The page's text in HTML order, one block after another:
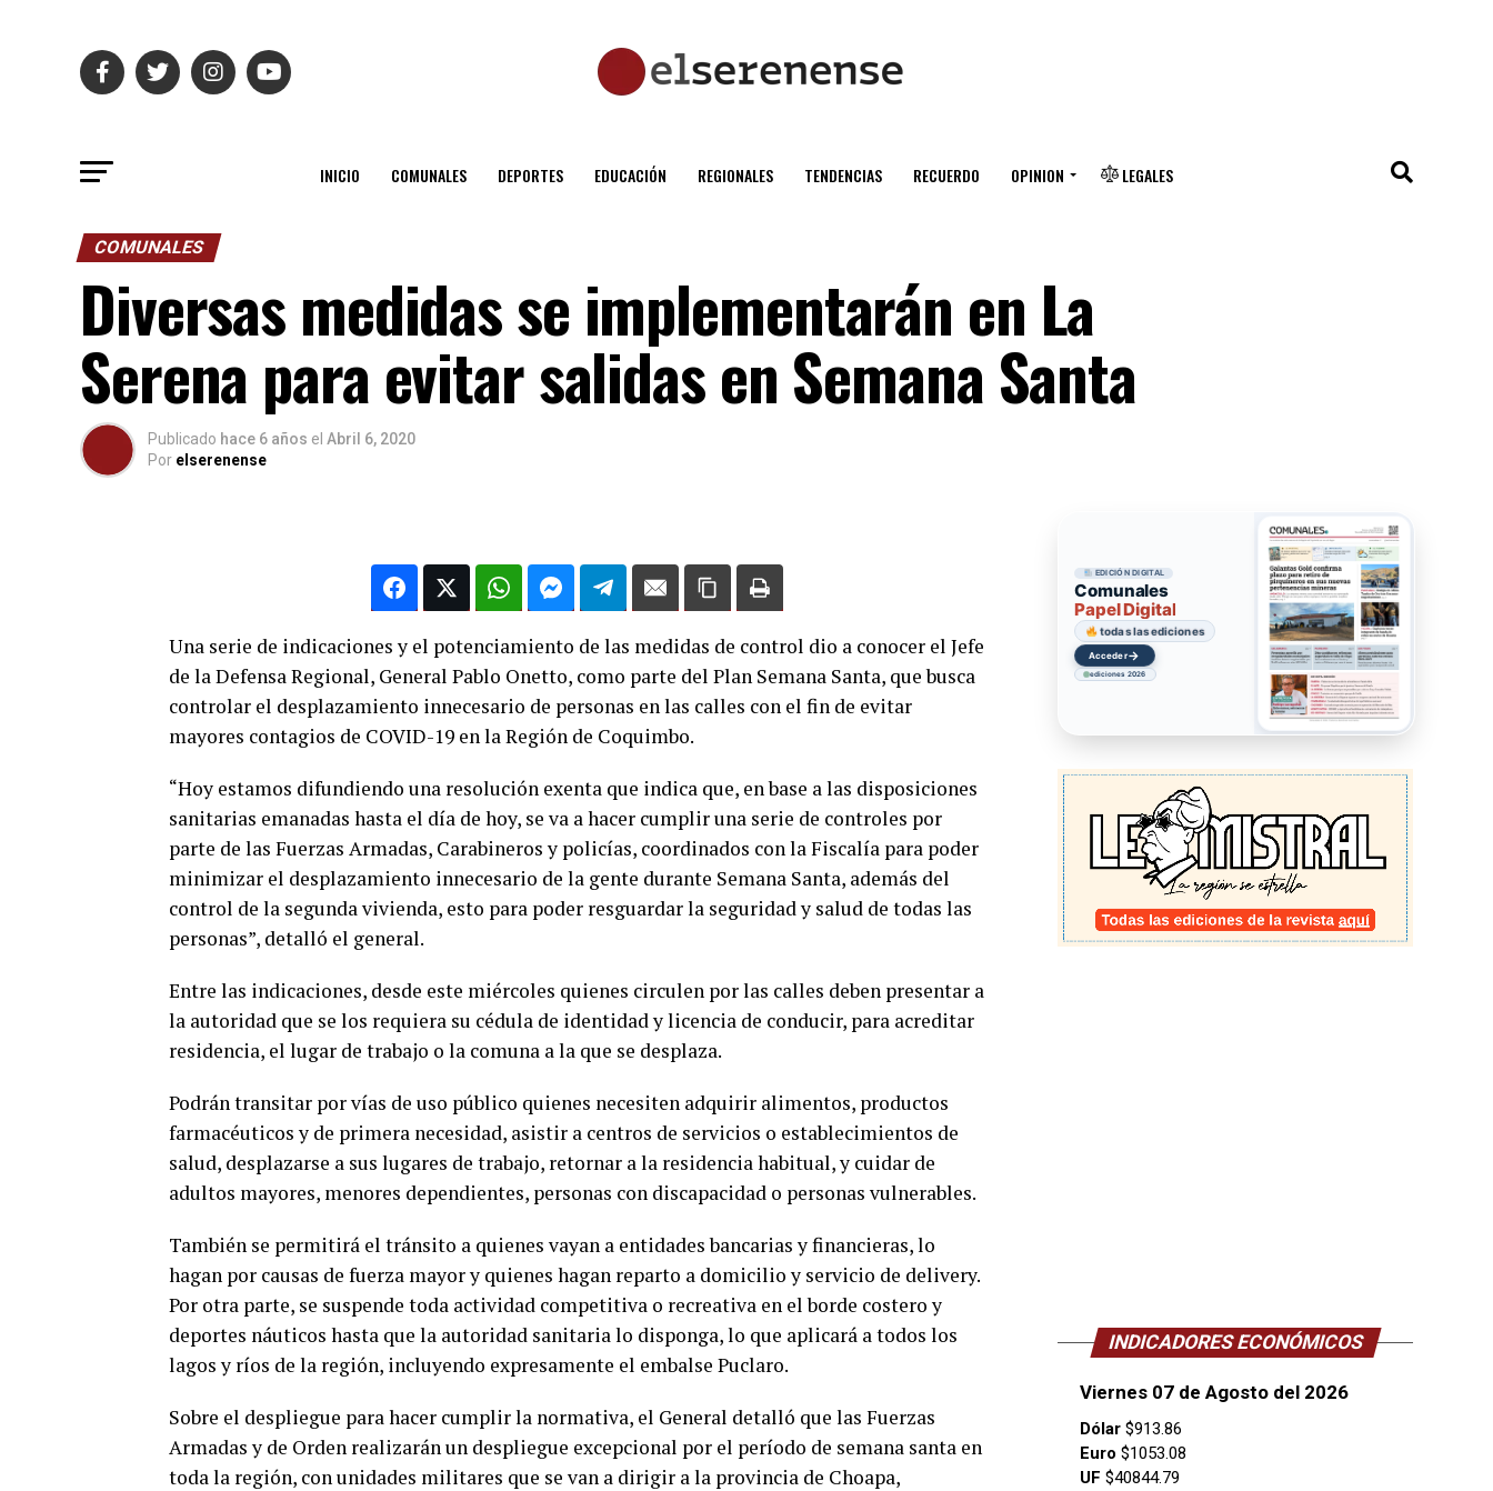
INICIO COMUNALES DEPORTES EDUCACIÓN REGIONALES TENDENCIAS RECUERDO OPINION LEGALES
COMUNALES
Diversas medidas se implementarán en La
Serena para evitar salidas en Semana Santa
Publicado hace 6 años el Abril 6, 2020
Por elserenense
Una serie de indicaciones y el potenciamiento de las medidas de control dio a conocer el Jefe
de la Defensa Regional, General Pablo Onetto, como parte del Plan Semana Santa, que busca
controlar el desplazamiento innecesario de personas en las calles con el fin de evitar
mayores contagios de COVID-19 en la Región de Coquimbo.
“Hoy estamos difundiendo una resolución exenta que indica que, en base a las disposiciones
sanitarias emanadas hasta el día de hoy, se va a hacer cumplir una serie de controles por
parte de las Fuerzas Armadas, Carabineros y policías, coordinados con la Fiscalía para poder
minimizar el desplazamiento innecesario de la gente durante Semana Santa, además del
control de la segunda vivienda, esto para poder resguardar la seguridad y salud de todas las
personas”, detalló el general.
Entre las indicaciones, desde este miércoles quienes circulen por las calles deben presentar a
la autoridad que se los requiera su cédula de identidad y licencia de conducir, para acreditar
residencia, el lugar de trabajo o la comuna a la que se desplaza.
Podrán transitar por vías de uso público quienes necesiten adquirir alimentos, productos
farmacéuticos y de primera necesidad, asistir a centros de servicios o establecimientos de
salud, desplazarse a sus lugares de trabajo, retornar a la residencia habitual, y cuidar de
adultos mayores, menores dependientes, personas con discapacidad o personas vulnerables.
También se permitirá el tránsito a quienes vayan a entidades bancarias y financieras, lo
hagan por causas de fuerza mayor y quienes hagan reparto a domicilio y servicio de delivery.
Por otra parte, se suspende toda actividad competitiva o recreativa en el borde costero y
deportes náuticos hasta que la autoridad sanitaria lo disponga, lo que aplicará a todos los
lagos y ríos de la región, incluyendo expresamente el embalse Puclaro.
Sobre el despliegue para hacer cumplir la normativa, el General detalló que las Fuerzas
Armadas y de Orden realizarán un despliegue excepcional por el período de semana santa en
toda la región, con unidades militares que se van a dirigir a la provincia de Choapa,
EDICIÓN DIGITAL
Comunales
Papel Digital
todas las ediciones
Acceder→
ediciones 2026
INDICADORES ECONÓMICOS
Viernes 07 de Agosto del 2026
Dólar $913.86
Euro $1053.08
UF $40844.79